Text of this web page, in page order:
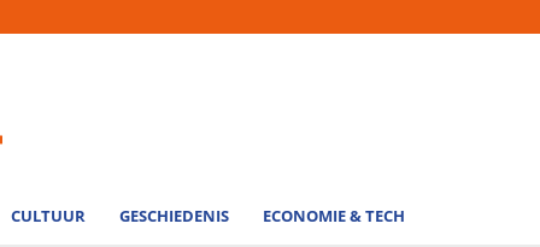
CULTUUR GESCHIEDENIS ECONOMIE & TECH